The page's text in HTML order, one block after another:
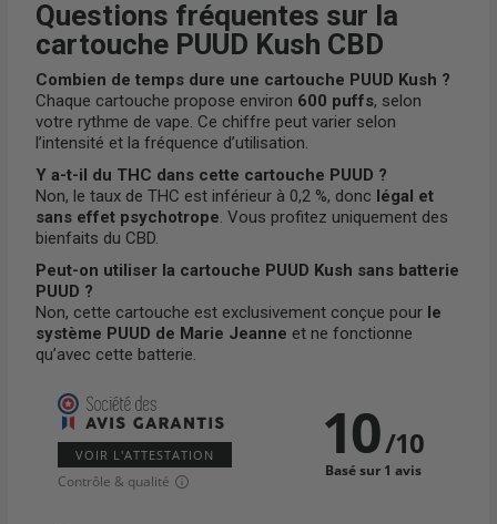
Questions fréquentes sur la
cartouche PUUD Kush CBD
Combien de temps dure une cartouche PUUD Kush ?
Chaque cartouche propose environ 600 puffs, selon
votre rythme de vape. Ce chiffre peut varier selon
l’intensité et la fréquence d’utilisation.
Y a-t-il du THC dans cette cartouche PUUD ?
Non, le taux de THC est inférieur à 0,2 %, donc légal et
sans effet psychotrope. Vous profitez uniquement des
bienfaits du CBD.
Peut-on utiliser la cartouche PUUD Kush sans batterie
PUUD ?
Non, cette cartouche est exclusivement conçue pour le
système PUUD de Marie Jeanne et ne fonctionne
qu’avec cette batterie.
VOIR L'ATTESTATION
Contrôle & qualité
10/10
Basé sur 1 avis